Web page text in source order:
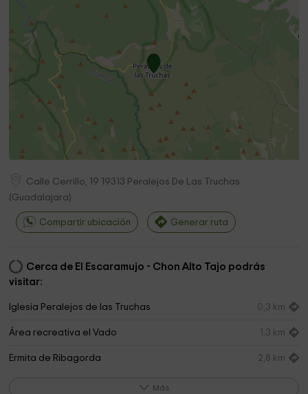
Calle Cerrillo, 19 19313 Peralejos De Las Truchas
(Guadalajara)
Compartir ubicación Generar ruta
Cerca de El Escaramujo - Chon Alto Tajo podrás
visitar:
Iglesia Peralejos de las Truchas 0,3 km
Área recreativa el Vado 1,3 km
Ermita de Ribagorda 2,8 km
Más